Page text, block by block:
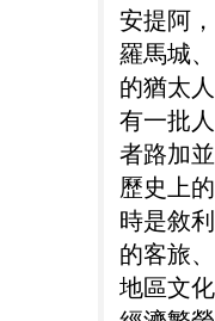
安提阿
羅馬城
的猶太
有一批
者路加
歷史上
時是敘
的客旅
地區文